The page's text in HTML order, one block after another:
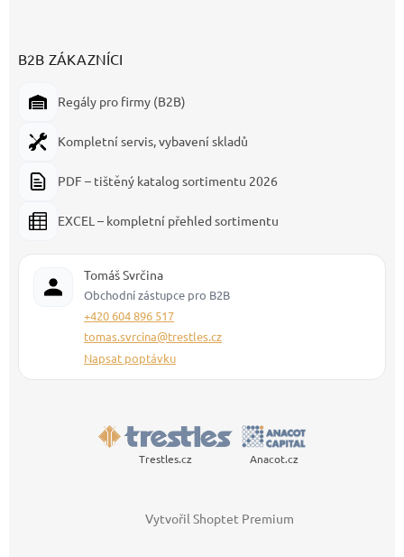
B2B ZÁKAZNÍCI
Regály pro firmy (B2B)
Kompletní servis, vybavení skladů
PDF – tištěný katalog sortimentu 2026
EXCEL – kompletní přehled sortimentu
Tomáš Svrčina
Obchodní zástupce pro B2B
+420 604 896 517
tomas.svrcina@trestles.cz
Napsat poptávku
Trestles.cz Anacot.cz
Vytvořil Shoptet Premium